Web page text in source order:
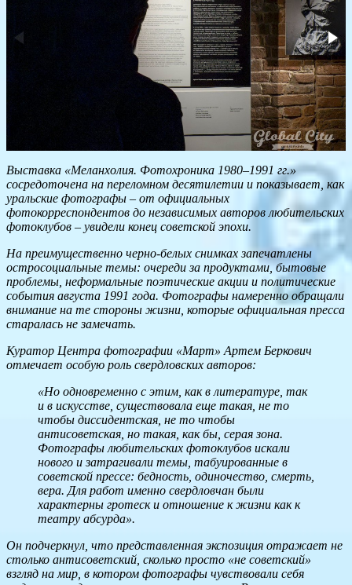
Выставка «Меланхолия. Фотохроника 1980–1991 гг.»
сосредоточена на переломном десятилетии и показывает, как
уральские фотографы – от официальных
фотокорреспондентов до независимых авторов любительских
фотоклубов – увидели конец советской эпохи.
На преимущественно черно-белых снимках запечатлены
остросоциальные темы: очереди за продуктами, бытовые
проблемы, неформальные поэтические акции и политические
события августа 1991 года. Фотографы намеренно обращали
внимание на те стороны жизни, которые официальная пресса
старалась не замечать.
Куратор Центра фотографии «Март» Артем Беркович
отмечает особую роль свердловских авторов:
«Но одновременно с этим, как в литературе, так
и в искусстве, существовала еще такая, не то
чтобы диссидентская, не то чтобы
антисоветская, но такая, как бы, серая зона.
Фотографы любительских фотоклубов искали
нового и затрагивали темы, табуированные в
советской прессе: бедность, одиночество, смерть,
вера. Для работ именно свердловчан были
характерны гротеск и отношение к жизни как к
театру абсурда».
Он подчеркнул, что представленная экспозиция отражает не
столько антисоветский, сколько просто «не советский»
взгляд на мир, в котором фотографы чувствовали себя